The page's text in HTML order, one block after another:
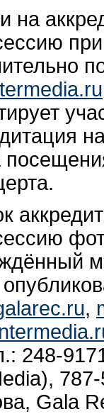
на
,
248-
Gala